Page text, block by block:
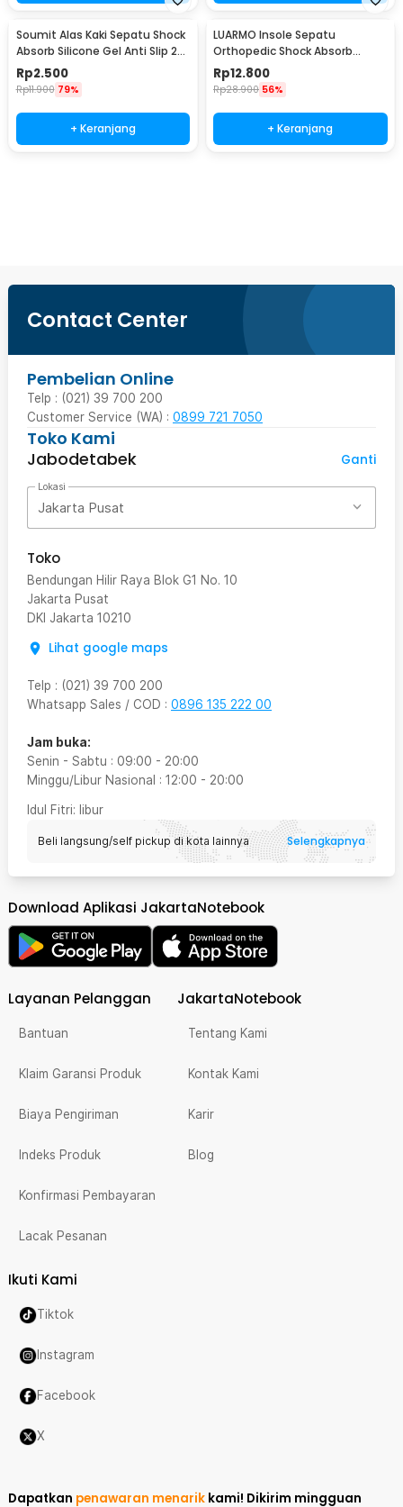
Soumit Alas Kaki Sepatu Shock
Absorb Silicone Gel Anti Slip 2
PCS - MJ003
Rp2.500
Rp11.900 79%
+ Keranjang
LUARMO Insole Sepatu
Orthopedic Shock Absorb
Cushioned EVA Foam M - L3
Rp12.800
Rp28.900 56%
+ Keranjang
Contact Center
Pembelian Online
Telp : (021) 39 700 200
Customer Service (WA) : 0899 721 7050
Toko Kami
Jabodetabek
Ganti
Lokasi
Jakarta Pusat
Toko
Bendungan Hilir Raya Blok G1 No. 10
Jakarta Pusat
DKI Jakarta 10210
Lihat google maps
Telp : (021) 39 700 200
Whatsapp Sales / COD : 0896 135 222 00
Jam buka:
Senin - Sabtu : 09:00 - 20:00
Minggu/Libur Nasional : 12:00 - 20:00
Idul Fitri: libur
Beli langsung/self pickup di kota lainnya Selengkapnya
Download Aplikasi JakartaNotebook
Layanan Pelanggan
Bantuan
Klaim Garansi Produk
Biaya Pengiriman
Indeks Produk
Konfirmasi Pembayaran
Lacak Pesanan
JakartaNotebook
Tentang Kami
Kontak Kami
Karir
Blog
Ikuti Kami
Tiktok
Instagram
Facebook
X
Dapatkan penawaran menarik kami! Dikirim mingguan